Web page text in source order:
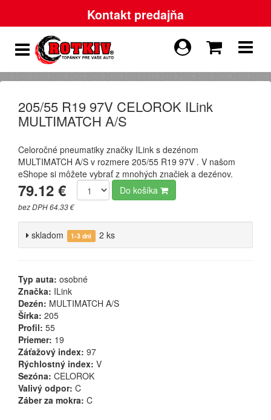
Kontakt predajňa
205/55 R19 97V CELOROK ILink
MULTIMATCH A/S
Celoročné pneumatiky značky ILink s dezénom
MULTIMATCH A/S v rozmere 205/55 R19 97V . V našom
eShope si môžete vybrať z mnohých značiek a dezénov.
79.12 €
bez DPH 64.33 €
Do košíka
skladom 1-3 dni 2 ks
Typ auta: osobné
Značka: ILink
Dezén: MULTIMATCH A/S
Šírka: 205
Profil: 55
Priemer: 19
Záťažový index: 97
Rýchlostný index: V
Sezóna: CELOROK
Valivý odpor: C
Záber za mokra: C